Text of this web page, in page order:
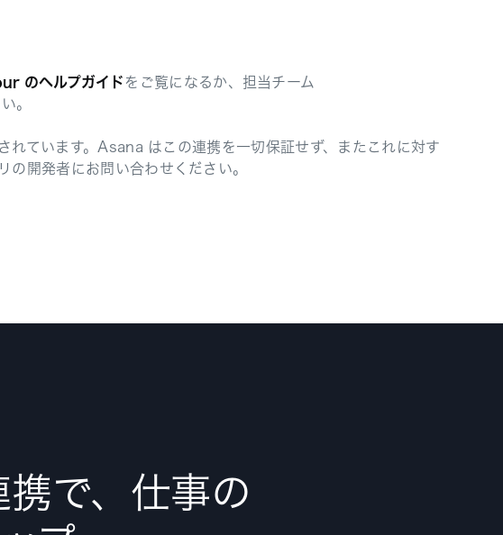
のヘルプガイド をご覧になるか、担当チーム
。
れています。Asana はこの連携を一切保証せず、またこれに対す
の開発者にお問い合わせください。
で、仕事の